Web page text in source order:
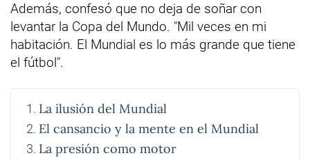
Además, confesó que no deja de soñar con
levantar la Copa del Mundo. "Mil veces en mi
habitación. El Mundial es lo más grande que tiene
el fútbol".
La ilusión del Mundial
El cansancio y la mente en el Mundial
La presión como motor